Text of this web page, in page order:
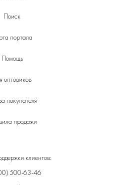
Поиск
портала
Помощь
оптовиков
покупателя
продажи
клиентов:
500-63-46